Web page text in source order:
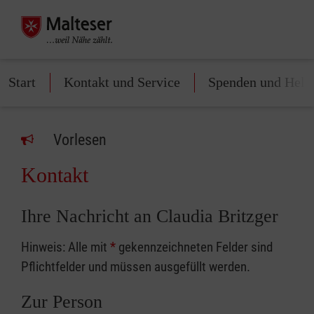
Start Kontakt und Service Spenden und
Vorlesen
Kontakt
Ihre Nachricht an Claudia Britzger
Hinweis: Alle mit * gekennzeichneten Felder sind
Pflichtfelder und müssen ausgefüllt werden.
Zur Person